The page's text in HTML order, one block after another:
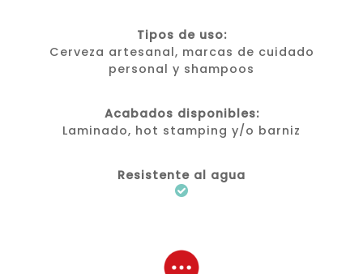
Tipos de uso:
Cerveza artesanal, marcas de cuidado
personal y shampoos
Acabados disponibles:
Laminado, hot stamping y/o barniz
Resistente al agua